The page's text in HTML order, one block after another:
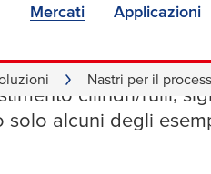
Mercati Applicazioni
Nastri per il
per il
cilindri/rulli,
solo alcuni degli